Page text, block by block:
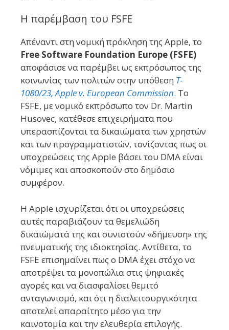
Η παρέμβαση του FSFE
Απέναντι στη νομική πρόκληση της Apple, το
Free Software Foundation Europe (FSFE)
αποφάσισε να παρέμβει ως εκπρόσωπος της
κοινωνίας των πολιτών στην υπόθεση T-
1080/23, Apple v. European Commission. Το
FSFE, με νομικό εκπρόσωπο τον Dr. Martin
Husovec, κατέθεσε επιχειρήματα που
υπερασπίζονται τα δικαιώματα των χρηστών
και των προγραμματιστών, τονίζοντας πως οι
υποχρεώσεις της Apple βάσει του DMA είναι
νόμιμες και αποσκοπούν στο δημόσιο
συμφέρον.
Η Apple ισχυρίζεται ότι οι υποχρεώσεις
αυτές παραβιάζουν τα θεμελιώδη
δικαιώματά της και συνιστούν «δήμευση» της
πνευματικής της ιδιοκτησίας. Αντίθετα, το
FSFE επισημαίνει πως ο DMA έχει στόχο να
αποτρέψει τα μονοπώλια στις ψηφιακές
αγορές και να διασφαλίσει θεμιτό
ανταγωνισμό, και ότι η διαλειτουργικότητα
αποτελεί απαραίτητο μέσο για την
καινοτομία και την ελευθερία επιλογής.